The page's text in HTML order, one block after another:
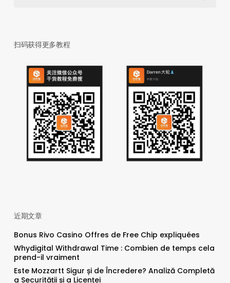
扫码获得更多教程
近期文章
Bonus Rivo Casino Offres de Free Chip expliquées
Whydigital Withdrawal Time : Combien de temps cela
prend-il vraiment
Este Mozzartt Sigur și de Încredere? Analiză Completă
a Securității și a Licenței